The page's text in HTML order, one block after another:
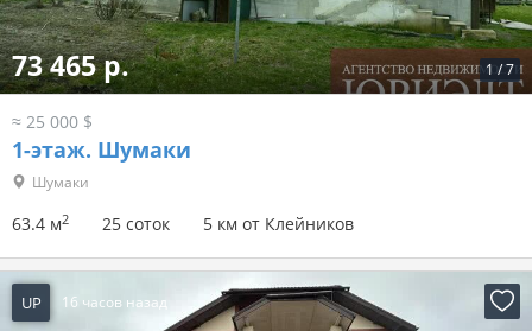
1 /7
73 465 р.
≈ 25 000 $
1-этаж. Шумаки
Шумаки
63.4 м2 25 соток 5 км от Клейников
UP 16 часов назад